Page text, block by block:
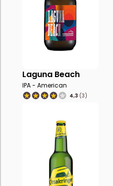
Laguna Beach
IPA - American
4,3 (3)